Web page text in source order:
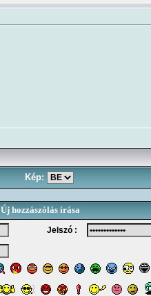
Kép:
Új hozzászólás írása
Jelszó :